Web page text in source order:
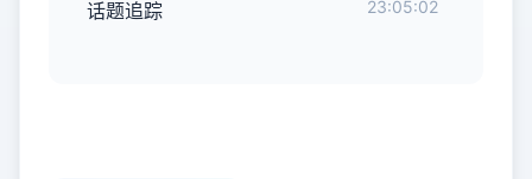
话题追踪
23:05:02